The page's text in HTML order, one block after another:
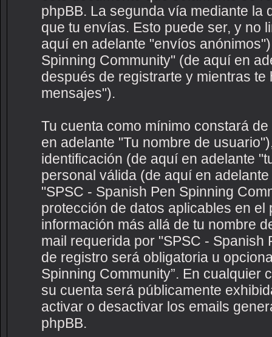
phpBB. La segunda vía mediante la
que tu envías. Esto puede ser, y no
aquí en adelante "envíos
Spinning Community" (de aquí en
después de registrarte y mientras
mensajes").
Tu cuenta como mínimo constará
en adelante "Tu nombre de
identificación (de aquí en adelante
personal válida (de aquí en
"SPSC - Spanish Pen Spinning
protección de datos aplicables en
información más allá de tu nombre
mail requerida por "SPSC -
de registro será obligatoria u
Spinning Community”. En cualquier
su cuenta será públicamente
activar o desactivar los emails
phpBB.